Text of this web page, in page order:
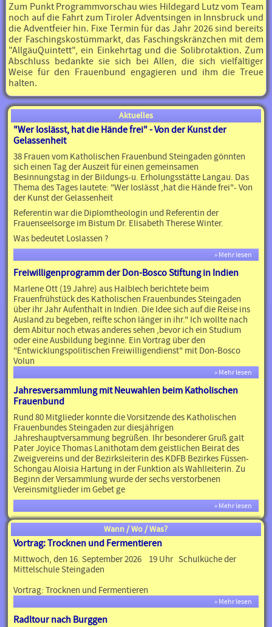
Zum Punkt Programmvorschau wies Hildegard Lutz vom Team
noch auf die Fahrt zum Tiroler Adventsingen in Innsbruck und
die Adventfeier hin. Fixe Termin für das Jahr 2026 sind bereits
der Faschingskostümmarkt, das Faschingskränzchen mit dem
"AllgäuQuintett", ein Einkehrtag und die Solibrotaktion. Zum
Abschluss bedankte sie sich bei Allen, die sich vielfältiger
Weise für den Frauenbund engagieren und ihm die Treue
halten.
Aktuelles
"Wer loslässt, hat die Hände frei" - Von der Kunst der
Gelassenheit
38 Frauen vom Katholischen Frauenbund Steingaden gönnten
sich einen Tag der Auszeit für einen gemeinsamen
Besinnungstag in der Bildungs-u. Erholungsstätte Langau. Das
Thema des Tages lautete: "Wer loslässt ,hat die Hände frei"- Von
der Kunst der Gelassenheit
Referentin war die Diplomtheologin und Referentin der
Frauenseelsorge im Bistum Dr. Elisabeth Therese Winter.
Was bedeutet Loslassen ?
» Mehr lesen
Freiwilligenprogramm der Don-Bosco Stiftung in Indien
Marlene Ott (19 Jahre) aus Halblech berichtete beim
Frauenfrühstück des Katholischen Frauenbundes Steingaden
über ihr Jahr Aufenthalt in Indien. Die Idee sich auf die Reise ins
Ausland zu begeben, reifte schon länger in ihr." Ich wollte nach
dem Abitur noch etwas anderes sehen ,bevor ich ein Studium
oder eine Ausbildung beginne. Ein Vortrag über den
"Entwicklungspolitischen Freiwilligendienst" mit Don-Bosco
Volun
» Mehr lesen
Jahresversammlung mit Neuwahlen beim Katholischen
Frauenbund
Rund 80 Mitglieder konnte die Vorsitzende des Katholischen
Frauenbundes Steingaden zur diesjährigen
Jahreshauptversammung begrüßen. Ihr besonderer Gruß galt
Pater Joyice Thomas Lanithotam dem geistlichen Beirat des
Zweigvereins und der Bezirksleiterin des KDFB Bezirkes Füssen-
Schongau Aloisia Hartung in der Funktion als Wahlleiterin. Zu
Beginn der Versammlung wurde der sechs verstorbenen
Vereinsmitglieder im Gebet ge
» Mehr lesen
Wann / Wo / Was?
Vortrag: Trocknen und Fermentieren
Mittwoch, den 16. September 2026 19 Uhr Schulküche der
Mittelschule Steingaden
Vortrag: Trocknen und Fermentieren
» Mehr lesen
Radltour nach Burggen